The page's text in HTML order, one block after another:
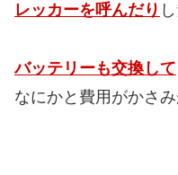
レッカーを呼んだり
バッテリーも交換して
なにかと費用がかさみ